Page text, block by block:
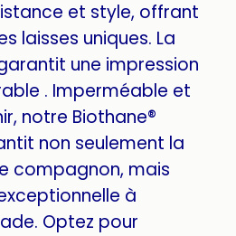
et style, offrant
laisses uniques. La
une impression
. Imperméable et
notre Biothane®
non seulement la
compagnon, mais
à
Optez pour